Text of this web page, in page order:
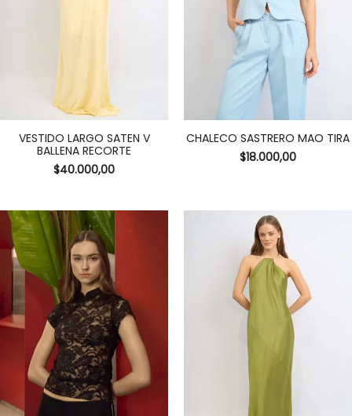
VESTIDO LARGO SATEN V
BALLENA RECORTE
$40.000,00
CHALECO SASTRERO MAO TIRA
$18.000,00